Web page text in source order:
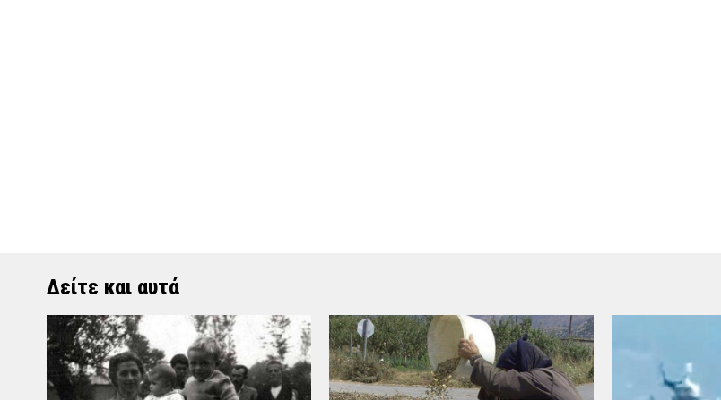
Δείτε και αυτά